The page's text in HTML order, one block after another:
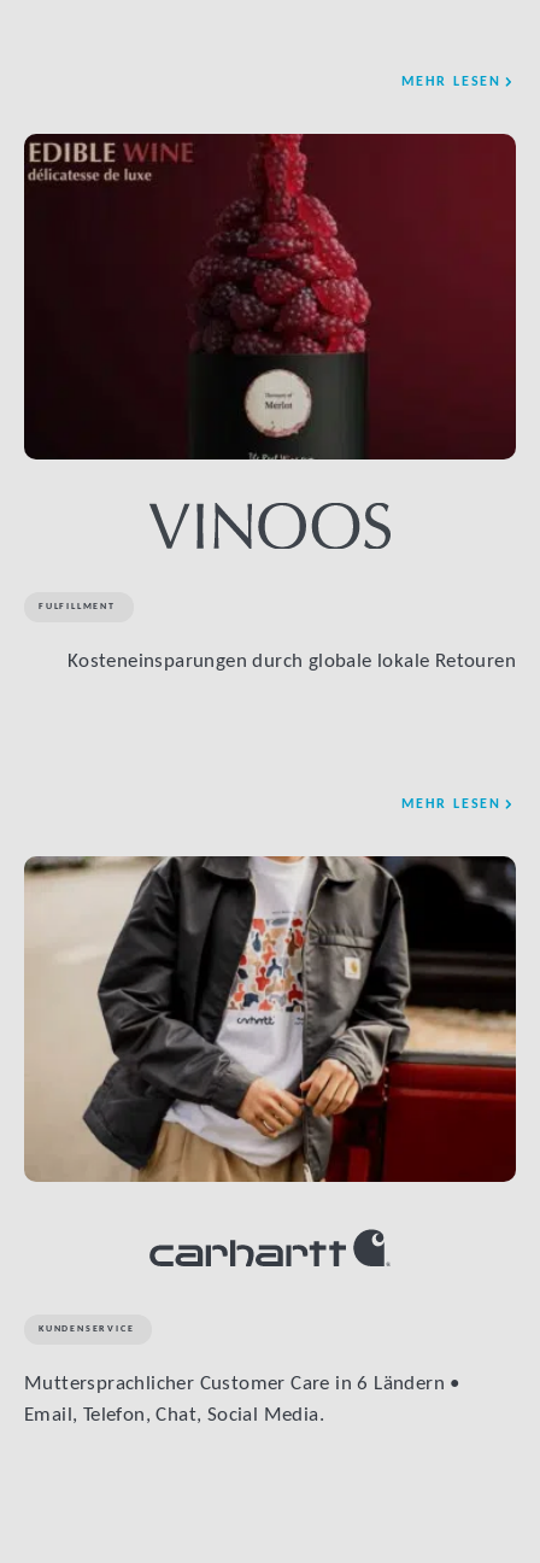
MEHR LESEN
FULFILLMENT
Kosteneinsparungen durch globale lokale Retouren
MEHR LESEN
LINK BTN
KUNDENSERVICE
Muttersprachlicher Customer Care in 6 Ländern •
Email, Telefon, Chat, Social Media.